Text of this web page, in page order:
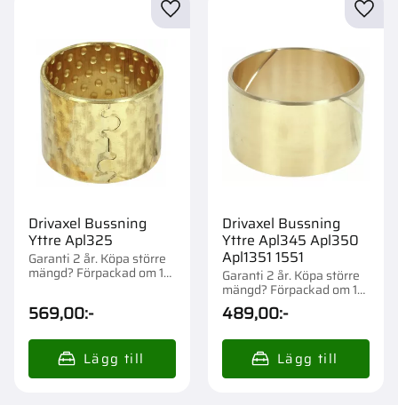
Drivaxel Bussning
Yttre Apl325
Garanti 2 år. Köpa större
mängd? Förpackad om 1
569,00:-
Lägg till i favoriter
Drivaxel Bussning
Yttre Apl345 Apl350
Apl1351 1551
Garanti 2 år. Köpa större
mängd? Förpackad om 1
st.
489,00:-